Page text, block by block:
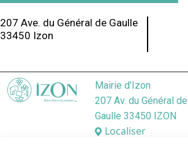
207 Ave. du Général de Gaulle
33450 Izon
Mairie d’Izon
207 Av. du Général de
Gaulle 33450 IZON
Localiser